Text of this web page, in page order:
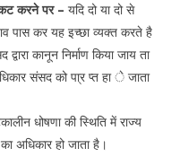
करने पर – यदि दो या दो से
पास कर यह इच्छा व्यक्त करते है
कानून निर्माण किया जाय ता
संसद को पा्र प्त हा े जाता
धोषणा की स्थिति में राज्य
अधिकार हो जाता है।